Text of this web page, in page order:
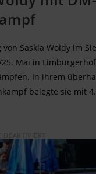
von Saskia Woidy im
25. Mai in
In ihrem
belegte sie mit
SASKIA
WOIDY
MIT